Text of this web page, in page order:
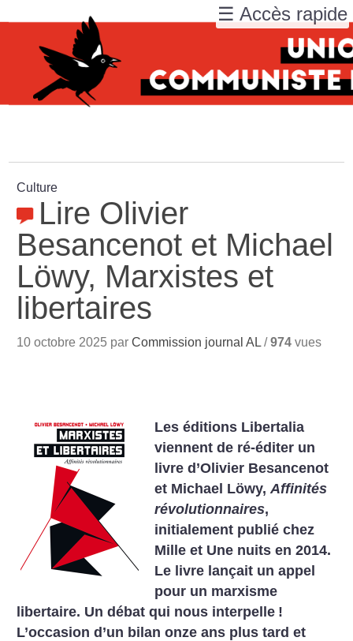
Culture
Lire Olivier
Besancenot et Michael
Löwy, Marxistes et
libertaires
10 octobre 2025 parCommission journal AL /974 vues
Les éditions Libertalia
viennent de ré-éditer un
livre d’Olivier Besancenot
et Michael Löwy,Affinités
révolutionnaires,
initialement publié chez
Mille et Une nuits en 2014.
Le livre lançait un appel
pour un marxisme
libertaire. Un débat qui nous interpelle !
L’occasion d’un bilan onze ans plus tard et
☰ Accès rapide